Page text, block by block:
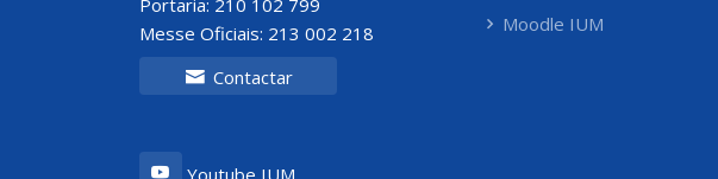
Portaria: 210 102 799
Messe Oficiais: 213 002 218
Contactar
Youtube IUM
Moodle IUM